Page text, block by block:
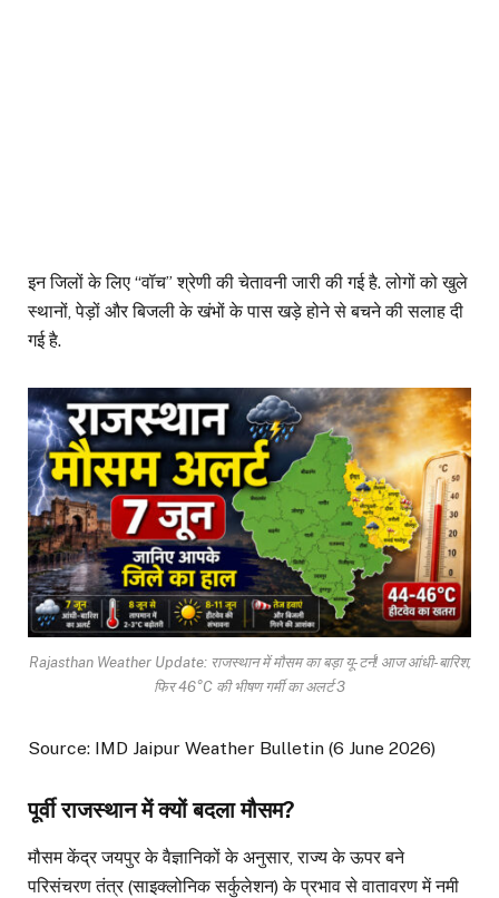
इन जिलों के लिए “वॉच” श्रेणी की चेतावनी जारी की गई है. लोगों को खुले
स्थानों, पेड़ों और बिजली के खंभों के पास खड़े होने से बचने की सलाह दी
गई है.
Rajasthan Weather Update: राजस्थान में मौसम का बड़ा यू-टर्न! आज आंधी-बारिश,
फिर 46°C की भीषण गर्मी का अलर्ट 3
Source: IMD Jaipur Weather Bulletin (6 June 2026)
पूर्वी राजस्थान में क्यों बदला मौसम?
मौसम केंद्र जयपुर के वैज्ञानिकों के अनुसार, राज्य के ऊपर बने
परिसंचरण तंत्र (साइक्लोनिक सर्कुलेशन) के प्रभाव से वातावरण में नमी